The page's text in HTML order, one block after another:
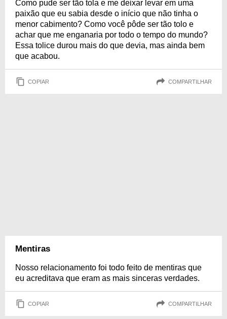
Como pude ser tão tola e me deixar levar em uma
paixão que eu sabia desde o início que não tinha o
menor cabimento? Como você pôde ser tão tolo e
achar que me enganaria por todo o tempo do mundo?
Essa tolice durou mais do que devia, mas ainda bem
que acabou.
COPIAR COMPARTILHAR
Mentiras
Nosso relacionamento foi todo feito de mentiras que
eu acreditava que eram as mais sinceras verdades.
COPIAR COMPARTILHAR